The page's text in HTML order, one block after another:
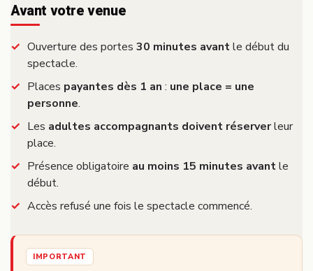
Avant votre venue
Ouverture des portes 30 minutes avantle début du
spectacle.
Places payantes dès 1 an : une place = une
personne.
Les adultes accompagnants doivent réserverleur
place.
Présence obligatoire au moins 15 minutes avantle
début.
Accès refusé une fois le spectacle commencé.
IMPORTANT